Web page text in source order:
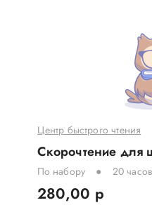
Центр быстрого чтения
Скорочтение для
По набору 20 часов
280,00 р